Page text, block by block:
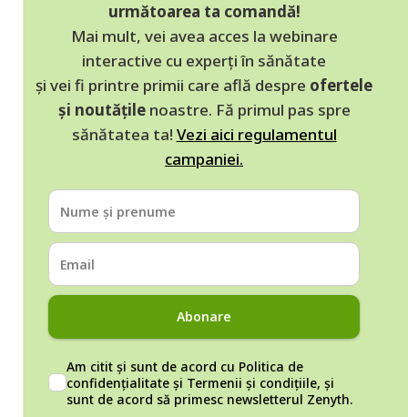
următoarea ta comandă!
Mai mult, vei avea acces la webinare
interactive cu experți în sănătate
și vei fi printre primii care află despre ofertele
și noutățilenoastre. Fă primul pas spre
sănătatea ta! Vezi aici regulamentul
campaniei.
Abonare
Am citit și sunt de acord cu Politica de
confidențialitate și Termenii și condițiile, și
sunt de acord să primesc newsletterul Zenyth.